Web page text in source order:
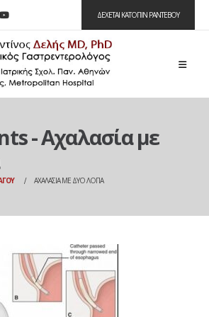
ΔΕΧΕΤΑΙ ΚΑΤΟΠΙΝ ΡΑΝΤΕΒΟΥ
- Αχαλασία με
ΑΧΑΛΑΣΊΑ ΜΕ ΔΥΟ ΛΌΓΙΑ